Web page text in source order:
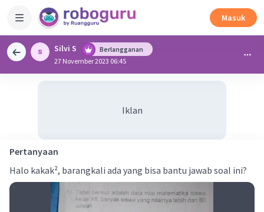
Masuk
Silvi S
Berlangganan
27 November 2023 06:45
Iklan
Pertanyaan
Halo kakak², barangkali ada yang bisa bantu jawab soal ini?